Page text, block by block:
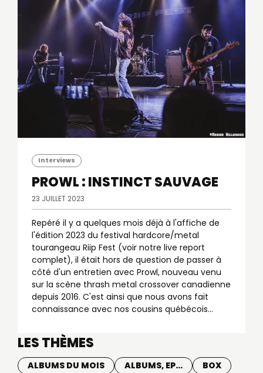
Interviews
PROWL : INSTINCT SAUVAGE
23 JUILLET 2023
Repéré il y a quelques mois déjà à l'affiche de
l'édition 2023 du festival hardcore/metal
tourangeau Riip Fest (voir notre live report
complet), il était hors de question de passer à
côté d'un entretien avec Prowl, nouveau venu
sur la scène thrash metal crossover canadienne
depuis 2016. C'est ainsi que nous avons fait
connaissance avec nos cousins québécois...
LES THÈMES
ALBUMS DU MOIS ALBUMS, EP...
BOX